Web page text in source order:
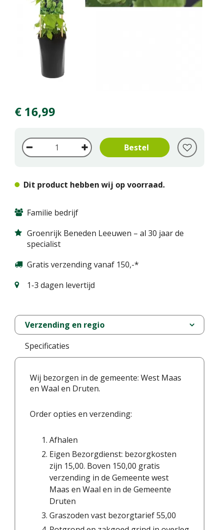
€ 16,99
Dit product hebben wij op voorraad.
Familie bedrijf
Groenrijk Beneden Leeuwen – al 30 jaar de
specialist
Gratis verzending vanaf 150,-*
1-3 dagen levertijd
Verzending en regio
Specificaties
Wij bezorgen in de gemeente: West Maas
en Waal en Druten.
Order opties en verzending:
Afhalen
Eigen Bezorgdienst: bezorgkosten
zijn 15,00. Boven 150,00 gratis
verzending in de Gemeente west
Maas en Waal en in de Gemeente
Druten
Graszoden vast bezorgtarief 55,00